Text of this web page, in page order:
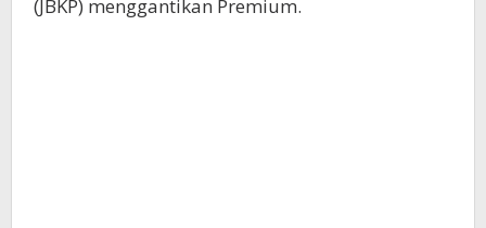
(JBKP) menggantikan Premium.